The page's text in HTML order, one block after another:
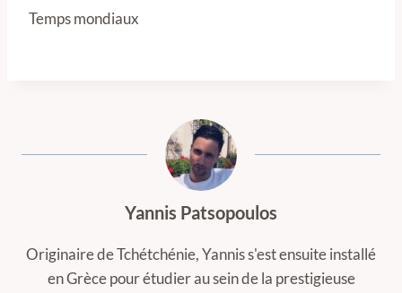
Temps mondiaux
Yannis Patsopoulos
Originaire de Tchétchénie, Yannis s'est ensuite installé
en Grèce pour étudier au sein de la prestigieuse